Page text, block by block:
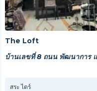
The Loft
สระ ไดร์